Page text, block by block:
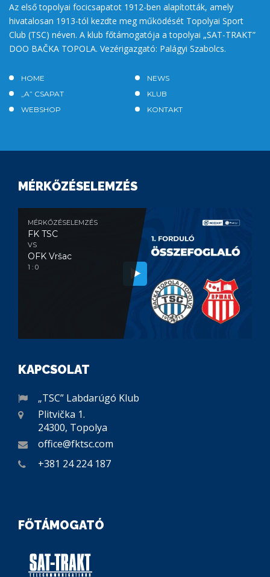
Az első topolyai focicsapatot 1912-ben alapították, amely
hivatalosan 1913-tól kezdte meg működését Topolyai Sport
Club (TSC) néven. A klub főtámogatója a topolyai „SAT-TRAKT”
DOO BAČKA TOPOLA. Vezérigazgató: Palágyi Szabolcs.
HOME
NEWS
„A” CSAPAT
KLUB
WEBSHOP
KONTAKT
MÉRKŐZÉSELEMZÉS
MÉRKŐZÉSELEMZÉS
FK TSC
VS
OFK Vršac
1 : 0
KAPCSOLAT
„TSC” Labdarúgó Klub
Plitvička 1.
24300, Topolya
office@fktsc.com
+381 24 224 187
FŐTÁMOGATÓ